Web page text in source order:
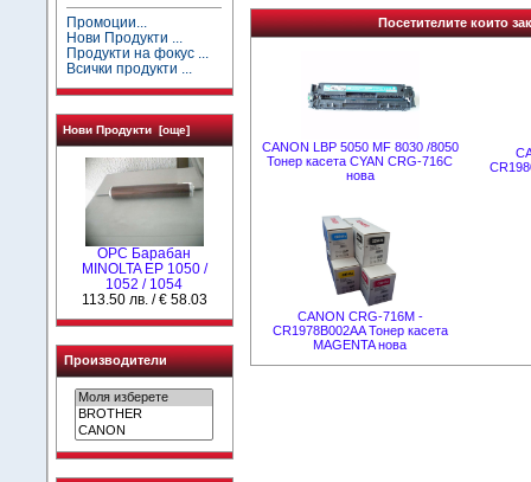
Промоции...
Нови Продукти ...
Продукти на фокус ...
Всички продукти ...
Нови Продукти [още]
OPC Барабан
MINOLTA EP 1050 /
1052 / 1054
113.50 лв. / € 58.03
Производители
Посетителите които
CANON LBP 5050 MF 8030 /8050
Тонер касета CYAN CRG-716C
нова
CANON CRG-716M -
CR1978B002AA Тонер касета
MAGENTA нова